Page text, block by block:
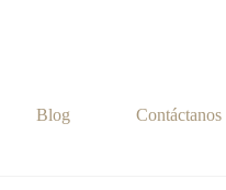
Blog Contáctanos